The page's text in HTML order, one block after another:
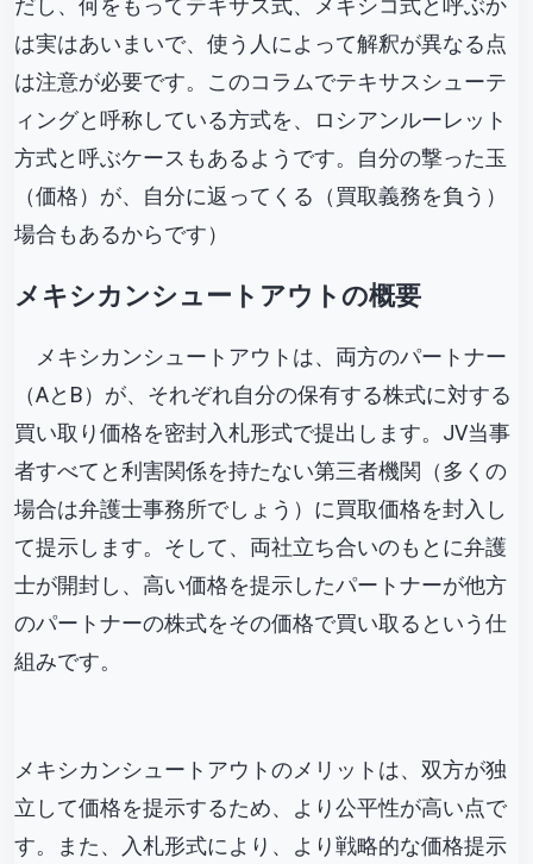
だし、何をもってテキサス式、メキシコ式と呼ぶか
は実はあいまいで、使う人によって解釈が異なる点
は注意が必要です。このコラムでテキサスシューテ
ィングと呼称している方式を、ロシアンルーレット
方式と呼ぶケースもあるようです。自分の撃った玉
（価格）が、自分に返ってくる（買取義務を負う）
場合もあるからです）
メキシカンシュートアウトの概要
メキシカンシュートアウトは、両方のパートナー
（AとB）が、それぞれ自分の保有する株式に対する
買い取り価格を密封入札形式で提出します。JV当事
者すべてと利害関係を持たない第三者機関（多くの
場合は弁護士事務所でしょう）に買取価格を封入し
て提示します。そして、両社立ち合いのもとに弁護
士が開封し、高い価格を提示したパートナーが他方
のパートナーの株式をその価格で買い取るという仕
組みです。
メキシカンシュートアウトのメリットは、双方が独
立して価格を提示するため、より公平性が高い点で
す。また、入札形式により、より戦略的な価格提示